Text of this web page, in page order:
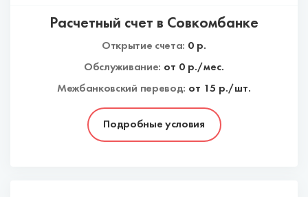
Подробные условия
Расчетный счет в Совкомбанке
Открытие счета: 0 р.
Обслуживание: от 0р./мес.
Межбанковский перевод: от 15 р./шт.